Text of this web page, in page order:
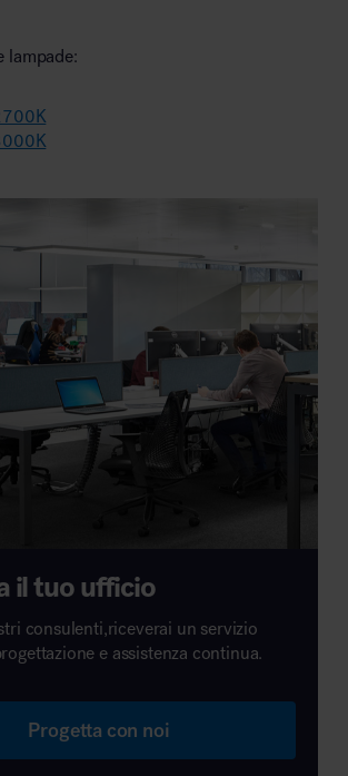
lampade:
il tuo ufficio
consulenti,riceverai un servizio
e assistenza continua.
Progetta con noi